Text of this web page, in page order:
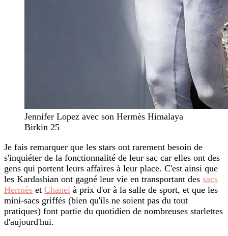
Jennifer Lopez avec son Hermès Himalaya
Birkin 25
Je fais remarquer que les stars ont rarement besoin de
s'inquiéter de la fonctionnalité de leur sac car elles ont des
gens qui portent leurs affaires à leur place. C'est ainsi que
les Kardashian ont gagné leur vie en transportant des sacs
Hermès et Chanel à prix d'or à la salle de sport, et que les
mini-sacs griffés (bien qu'ils ne soient pas du tout
pratiques) font partie du quotidien de nombreuses starlettes
d'aujourd'hui.